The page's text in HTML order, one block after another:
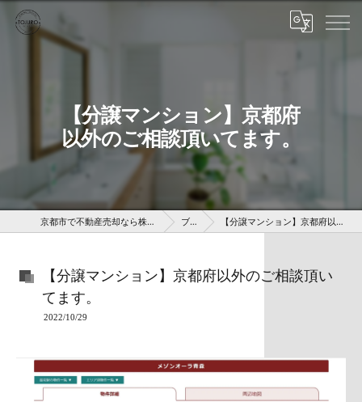
【分譲マンション】京都府
以外のご相談頂いてます。
京都市で不動産売却なら株式会社京 藤十郎不動産 ブログ 【分譲マンション】京都府以外のご相談頂いてます。
【分譲マンション】京都府以外のご相談頂い
てます。
2022/10/29